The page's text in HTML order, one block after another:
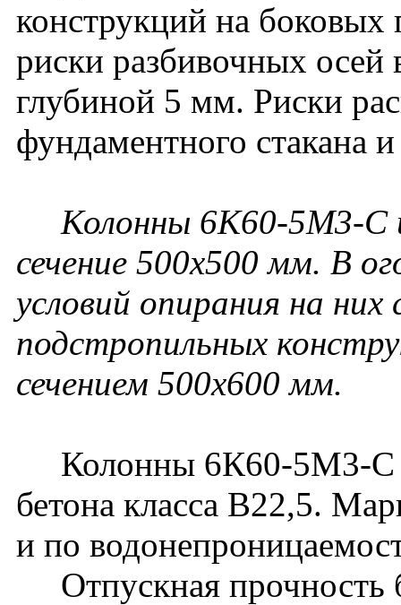
конструкций на боковых
риски разбивочных осей
глубиной 5 мм. Риски
фундаментного стакана
Колонны 6К60-5М3-С
сечение 500х500 мм. В
условий опирания на
подстропильных
сечением 500х600 мм.
Колонны 6К60-5М3-С
бетона класса В22,5.
и по
Отпускная прочность